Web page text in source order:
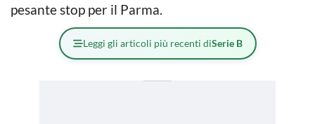
pesante stop per il Parma.
Leggi gli articoli più recenti diSerie B